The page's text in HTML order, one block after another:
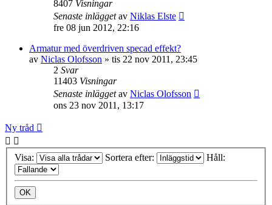
8407 Visningar
Senaste inläggetav Niklas Elste
fre 08 jun 2012, 22:16
Armatur med överdriven specad effekt?
av Niclas Olofsson » tis 22 nov 2011, 23:45
2 Svar
11403 Visningar
Senaste inläggetav Niclas Olofsson
ons 23 nov 2011, 13:17
Ny tråd
Visa: Sortera efter: Håll: